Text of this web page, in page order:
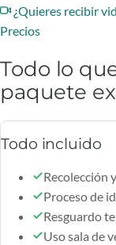
¿Quieres recibir
Precios
Todo lo
paquete
Todo incluido
Recolección
Proceso de
Resguardo
Uso sala de